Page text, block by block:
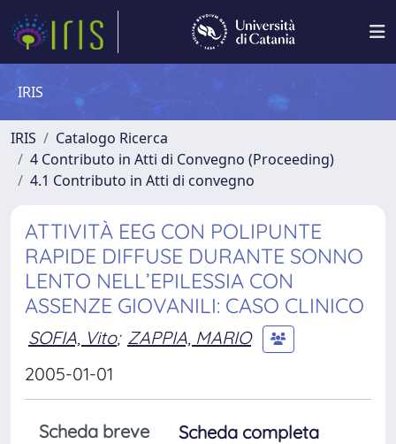
IRIS
IRIS
Catalogo Ricerca
4 Contributo in Atti di Convegno (Proceeding)
4.1 Contributo in Atti di convegno
ATTIVITÀ EEG CON POLIPUNTE
RAPIDE DIFFUSE DURANTE SONNO
LENTO NELL’EPILESSIA CON
ASSENZE GIOVANILI: CASO CLINICO
SOFIA, Vito; ZAPPIA, MARIO
2005-01-01
Scheda breve
Scheda completa